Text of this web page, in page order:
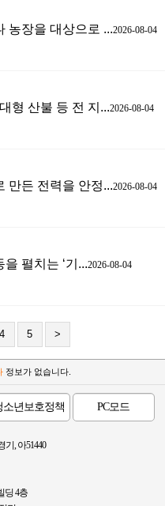
농장을 대상으로 ...2026-08-04
형 산불 등 전 지...2026-08-04
만든 전력을 안정...2026-08-04
펼치는 ‘기...2026-08-04
4 5 >
정보가 없습니다.
소년보호정책 PC모드
기, 아51440
딩 4층